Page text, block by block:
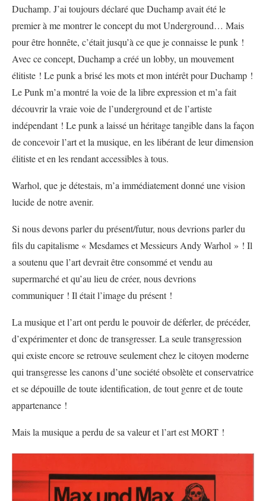
Duchamp. J’ai toujours déclaré que Duchamp avait été le
premier à me montrer le concept du mot Underground… Mais
pour être honnête, c’était jusqu’à ce que je connaisse le punk !
Avec ce concept, Duchamp a créé un lobby, un mouvement
élitiste ! Le punk a brisé les mots et mon intérêt pour Duchamp !
Le Punk m’a montré la voie de la libre expression et m’a fait
découvrir la vraie voie de l’underground et de l’artiste
indépendant ! Le punk a laissé un héritage tangible dans la façon
de concevoir l’art et la musique, en les libérant de leur dimension
élitiste et en les rendant accessibles à tous.
Warhol, que je détestais, m’a immédiatement donné une vision
lucide de notre avenir.
Si nous devons parler du présent/futur, nous devrions parler du
fils du capitalisme « Mesdames et Messieurs Andy Warhol » ! Il
a soutenu que l’art devrait être consommé et vendu au
supermarché et qu’au lieu de créer, nous devrions
communiquer ! Il était l’image du présent !
La musique et l’art ont perdu le pouvoir de déferler, de précéder,
d’expérimenter et donc de transgresser. La seule transgression
qui existe encore se retrouve seulement chez le citoyen moderne
qui transgresse les canons d’une société obsolète et conservatrice
et se dépouille de toute identification, de tout genre et de toute
appartenance !
Mais la musique a perdu de sa valeur et l’art est MORT !